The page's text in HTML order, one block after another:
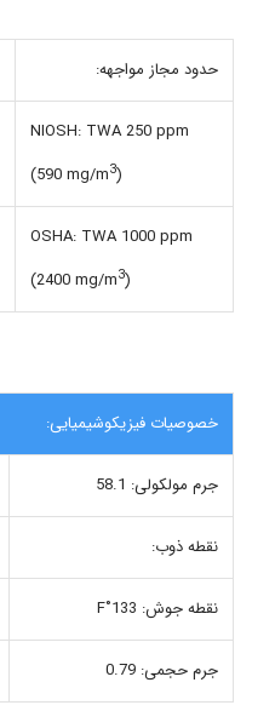
حدود مجاز مواجهه:
NIOSH: TWA 250 ppm
(590 mg/m3)
OSHA: TWA 1000 ppm
(2400 mg/m3)
خصوصیات فیزیکوشیمیایی:
جرم مولکولی: 58.1
نقطه ذوب:
نقطه جوش: 133˚F
جرم حجمی: 0.79